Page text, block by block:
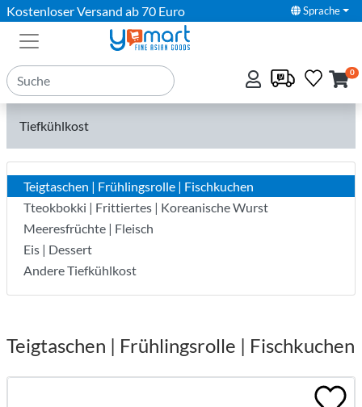
Kostenloser Versand ab 70 Euro Sprache
0
Tiefkühlkost
Teigtaschen | Frühlingsrolle | Fischkuchen
Tteokbokki | Frittiertes | Koreanische Wurst
Meeresfrüchte | Fleisch
Eis | Dessert
Andere Tiefkühlkost
Teigtaschen | Frühlingsrolle | Fischkuchen